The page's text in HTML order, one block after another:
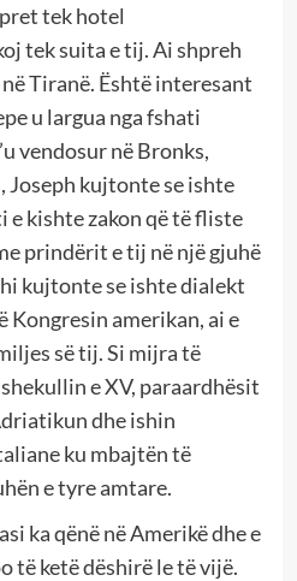
tek hotel
tek suita e tij. Ai shpreh
Tiranë. Është interesant
u largua nga fshati
vendosur në Bronks,
kujtonte se ishte
kishte zakon që të fliste
prindërit e tij në një gjuhë
kujtonte se ishte dialekt
Kongresin amerikan, ai e
së tij. Si mijra të
e XV, paraardhësit
dhe ishin
ku mbajtën të
e tyre amtare.
ka qënë në Amerikë dhe e
të ketë dëshirë le të vijë.